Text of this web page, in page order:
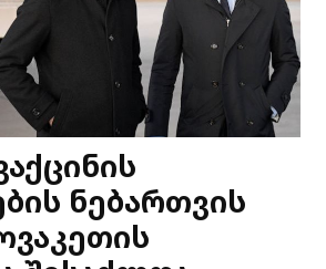
ნებართვის